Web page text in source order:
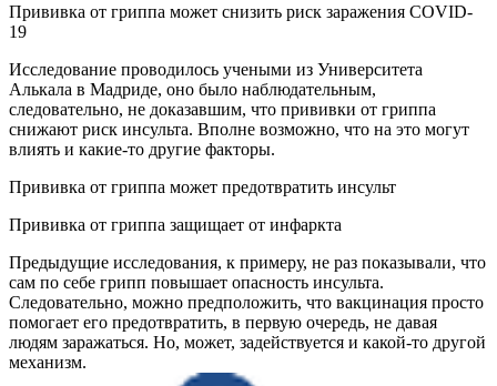
Прививка от гриппа может снизить риск заражения COVID-
19
Исследование проводилось учеными из Университета
Алькала в Мадриде, оно было наблюдательным,
следовательно, не доказавшим, что прививки от гриппа
снижают риск инсульта. Вполне возможно, что на это могут
влиять и какие-то другие факторы.
Прививка от гриппа может предотвратить инсульт
Прививка от гриппа защищает от инфаркта
Предыдущие исследования, к примеру, не раз показывали, что
сам по себе грипп повышает опасность инсульта.
Следовательно, можно предположить, что вакцинация просто
помогает его предотвратить, в первую очередь, не давая
людям заражаться. Но, может, задействуется и какой-то другой
механизм.